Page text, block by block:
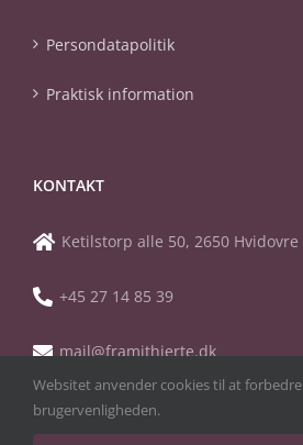
Persondatapolitik
Praktisk information
KONTAKT
Ketilstorp alle 50, 2650 Hvidovre
+45 27 14 85 39
mail@framithjerte.dk
Websitet anvender cookies til at forbedre
brugervenligheden.